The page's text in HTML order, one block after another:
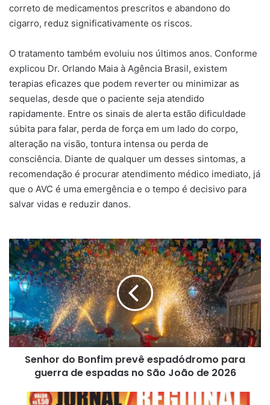
correto de medicamentos prescritos e abandono do
cigarro, reduz significativamente os riscos.
O tratamento também evoluiu nos últimos anos. Conforme
explicou Dr. Orlando Maia à Agência Brasil, existem
terapias eficazes que podem reverter ou minimizar as
sequelas, desde que o paciente seja atendido
rapidamente. Entre os sinais de alerta estão dificuldade
súbita para falar, perda de força em um lado do corpo,
alteração na visão, tontura intensa ou perda de
consciência. Diante de qualquer um desses sintomas, a
recomendação é procurar atendimento médico imediato, já
que o AVC é uma emergência e o tempo é decisivo para
salvar vidas e reduzir danos.
Senhor
do
Bonfim
prevê
espadódromo
para
guerra
de
espadas
Senhor do Bonfim prevê espadódromo para
guerra de espadas no São João de 2026
Edição